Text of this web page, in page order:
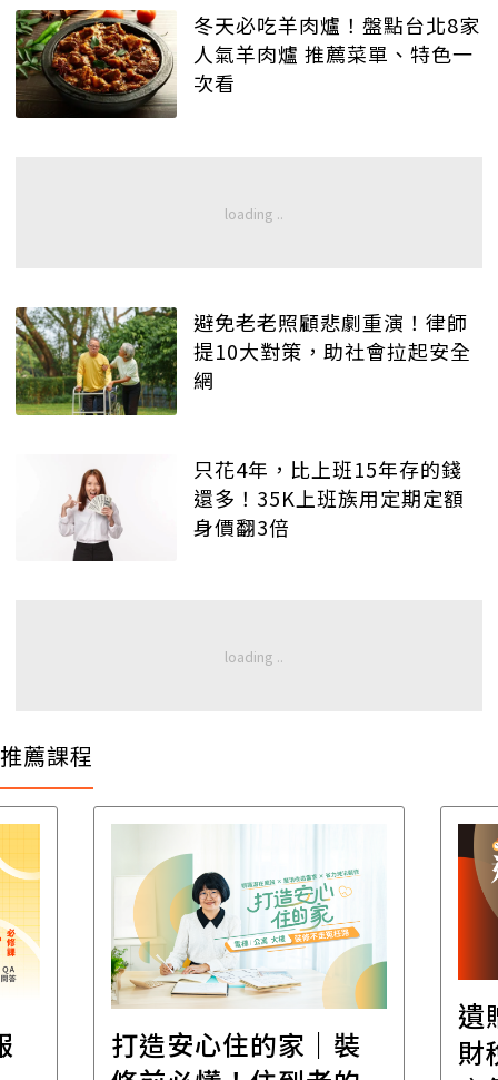
冬天必吃羊肉爐！盤點台北8家
人氣羊肉爐 推薦菜單、特色一
次看
避免老老照顧悲劇重演！律師
提10大對策，助社會拉起安全
網
只花4年，比上班15年存的錢
還多！35K上班族用定期定額
身價翻3倍
推薦課程
打造安心住的家｜裝
遺
財